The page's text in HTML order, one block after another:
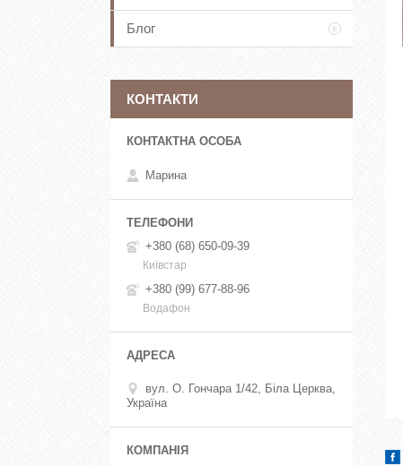
Блог
КОНТАКТИ
Марина
+380 (68) 650-09-39
Київстар
+380 (99) 677-88-96
Водафон
вул. О. Гончара 1/42, Біла Церква,
Україна